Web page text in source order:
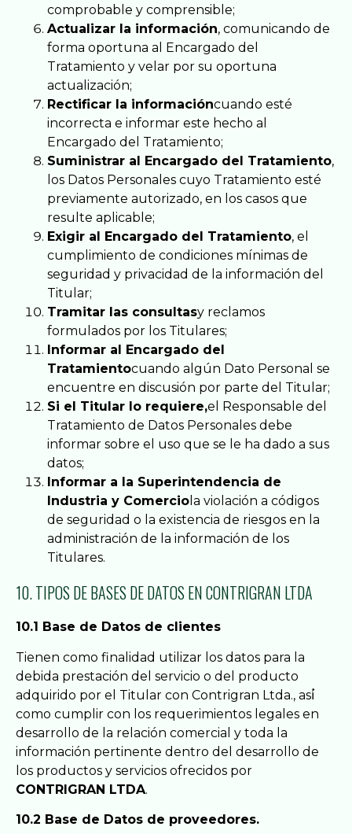
comprobable y comprensible;
Actualizar la información, comunicando de
forma oportuna al Encargado del
Tratamiento y velar por su oportuna
actualización;
Rectificar la informacióncuando esté
incorrecta e informar este hecho al
Encargado del Tratamiento;
Suministrar al Encargado del Tratamiento,
los Datos Personales cuyo Tratamiento esté
previamente autorizado, en los casos que
resulte aplicable;
Exigir al Encargado del Tratamiento, el
cumplimiento de condiciones mínimas de
seguridad y privacidad de la información del
Titular;
Tramitar las consultasy reclamos
formulados por los Titulares;
Informar al Encargado del
Tratamientocuando algún Dato Personal se
encuentre en discusión por parte del Titular;
Si el Titular lo requiere,el Responsable del
Tratamiento de Datos Personales debe
informar sobre el uso que se le ha dado a sus
datos;
Informar a la Superintendencia de
Industria y Comercio la violación a códigos
de seguridad o la existencia de riesgos en la
administración de la información de los
Titulares.
10. TIPOS DE BASES DE DATOS EN CONTRIGRAN LTDA
10.1 Base de Datos de clientes
Tienen como finalidad utilizar los datos para la
debida prestación del servicio o del producto
adquirido por el Titular con Contrigran Ltda., así́
como cumplir con los requerimientos legales en
desarrollo de la relación comercial y toda la
información pertinente dentro del desarrollo de
los productos y servicios ofrecidos por
CONTRIGRAN LTDA.
10.2 Base de Datos de proveedores.